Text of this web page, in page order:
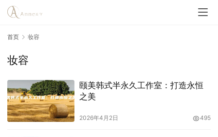
首页 妆容
妆容
颐美韩式半永久工作室：打造永恒
之美
2026年4月2日 495